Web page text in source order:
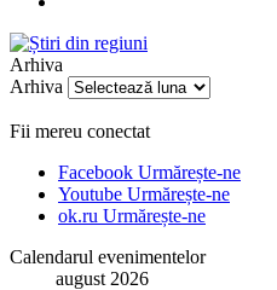
Arhiva
Arhiva
Fii mereu conectat
Facebook Urmărește-ne
Youtube Urmărește-ne
ok.ru Urmărește-ne
Calendarul evenimentelor
august 2026